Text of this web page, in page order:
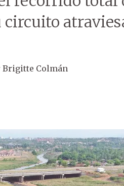
Brigitte Colmán